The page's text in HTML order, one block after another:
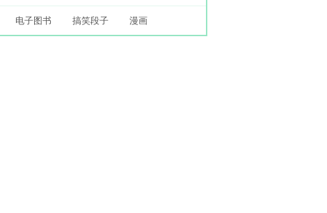
电子图书 搞笑段子 漫画